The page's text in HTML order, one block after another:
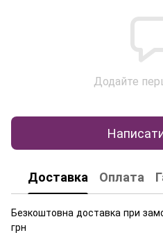
Додайте
Доставка Оплата
Безкоштовна доставка при
грн